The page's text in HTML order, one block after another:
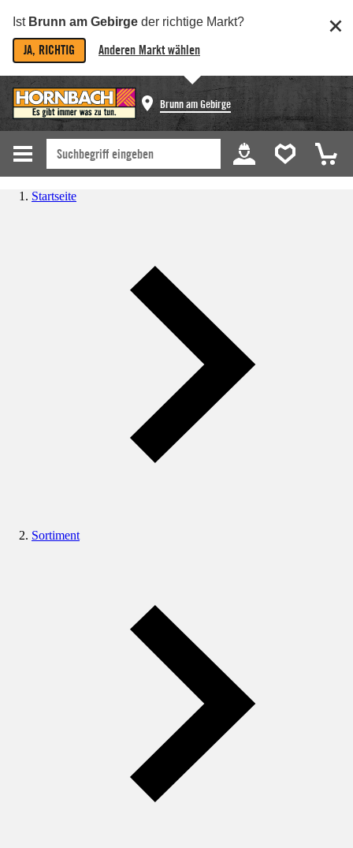
Ist Brunn am Gebirge der richtige Markt?
JA, RICHTIG Anderen Markt wählen
Brunn am Gebirge
Startseite
Sortiment